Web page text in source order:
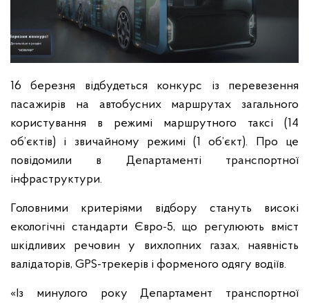
16 березня відбудеться конкурс із перевезення
пасажирів на автобусних маршрутах загального
користування в режимі маршрутного таксі (14
об’єктів) і звичайному режимі (1 об’єкт). Про це
повідомили в Департаменті транспортної
інфраструктури.
Головними критеріями відбору стануть високі
екологічні стандарти Євро-5, що регулюють вміст
шкідливих речовин у вихлопних газах, наявність
валідаторів, GPS-трекерів і форменого одягу водіїв.
«Із минулого року Департамент транспортної